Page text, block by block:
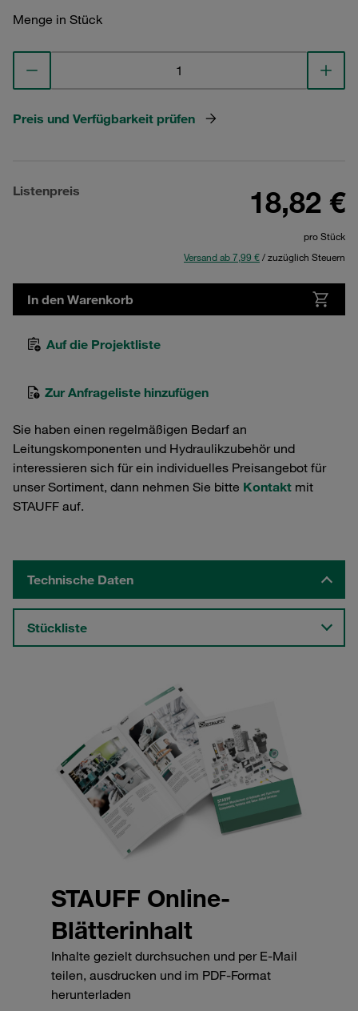
Menge in Stück
Preis und Verfügbarkeit prüfen
Listenpreis 18,82 €
pro Stück
Versand ab 7,99 €/ zuzüglich Steuern
In den Warenkorb
Auf die Projektliste
Zur Anfrageliste hinzufügen
Sie haben einen regelmäßigen Bedarf an
Leitungskomponenten und Hydraulikzubehör und
interessieren sich für ein individuelles Preisangebot für
unser Sortiment, dann nehmen Sie bitte Kontakt mit
STAUFF auf.
Technische Daten
Stückliste
STAUFF Online-
Blätterinhalt
Inhalte gezielt durchsuchen und per E-Mail
teilen, ausdrucken und im PDF-Format
herunterladen